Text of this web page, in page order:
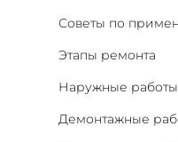
Советы по
Этапы ремонта
Наружные работы
Демонтажные